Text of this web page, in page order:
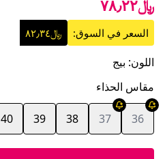
﷼٧٨٫٢٢
السعر في السوق: ﷼٨٢٫٣٤
اللون: بيج
مقاس الحذاء
36
37
38
39
40